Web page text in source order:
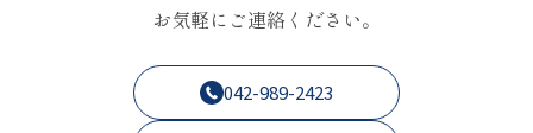
お気軽にご連絡ください。
042-989-2423